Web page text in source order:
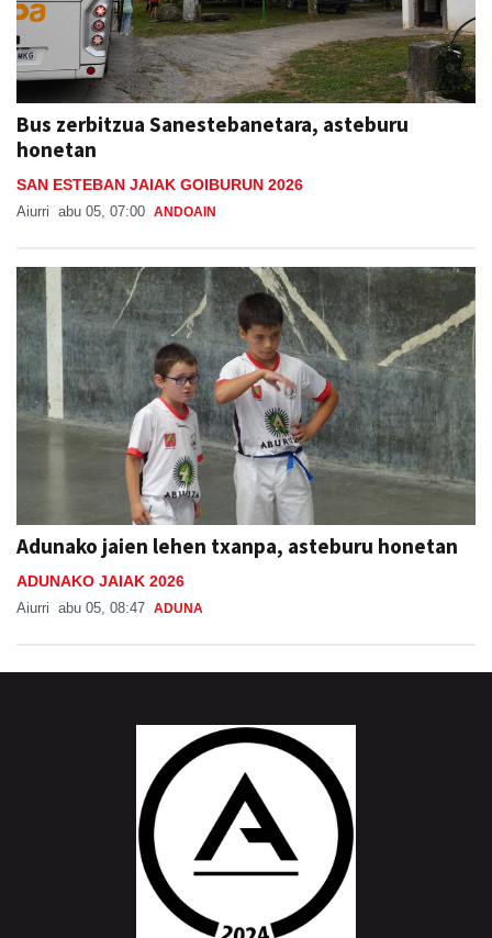
Bus zerbitzua Sanestebanetara, asteburu
honetan
SAN ESTEBAN JAIAK GOIBURUN 2026
Aiurri abu 05, 07:00 ANDOAIN
Adunako jaien lehen txanpa, asteburu honetan
ADUNAKO JAIAK 2026
Aiurri abu 05, 08:47 ADUNA